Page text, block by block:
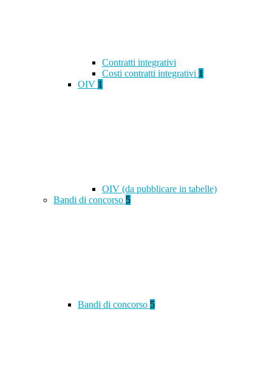
Contratti integrativi
Costi contratti integrativi 1
OIV 1
OIV (da pubblicare in tabelle)
Bandi di concorso 5
Bandi di concorso 5